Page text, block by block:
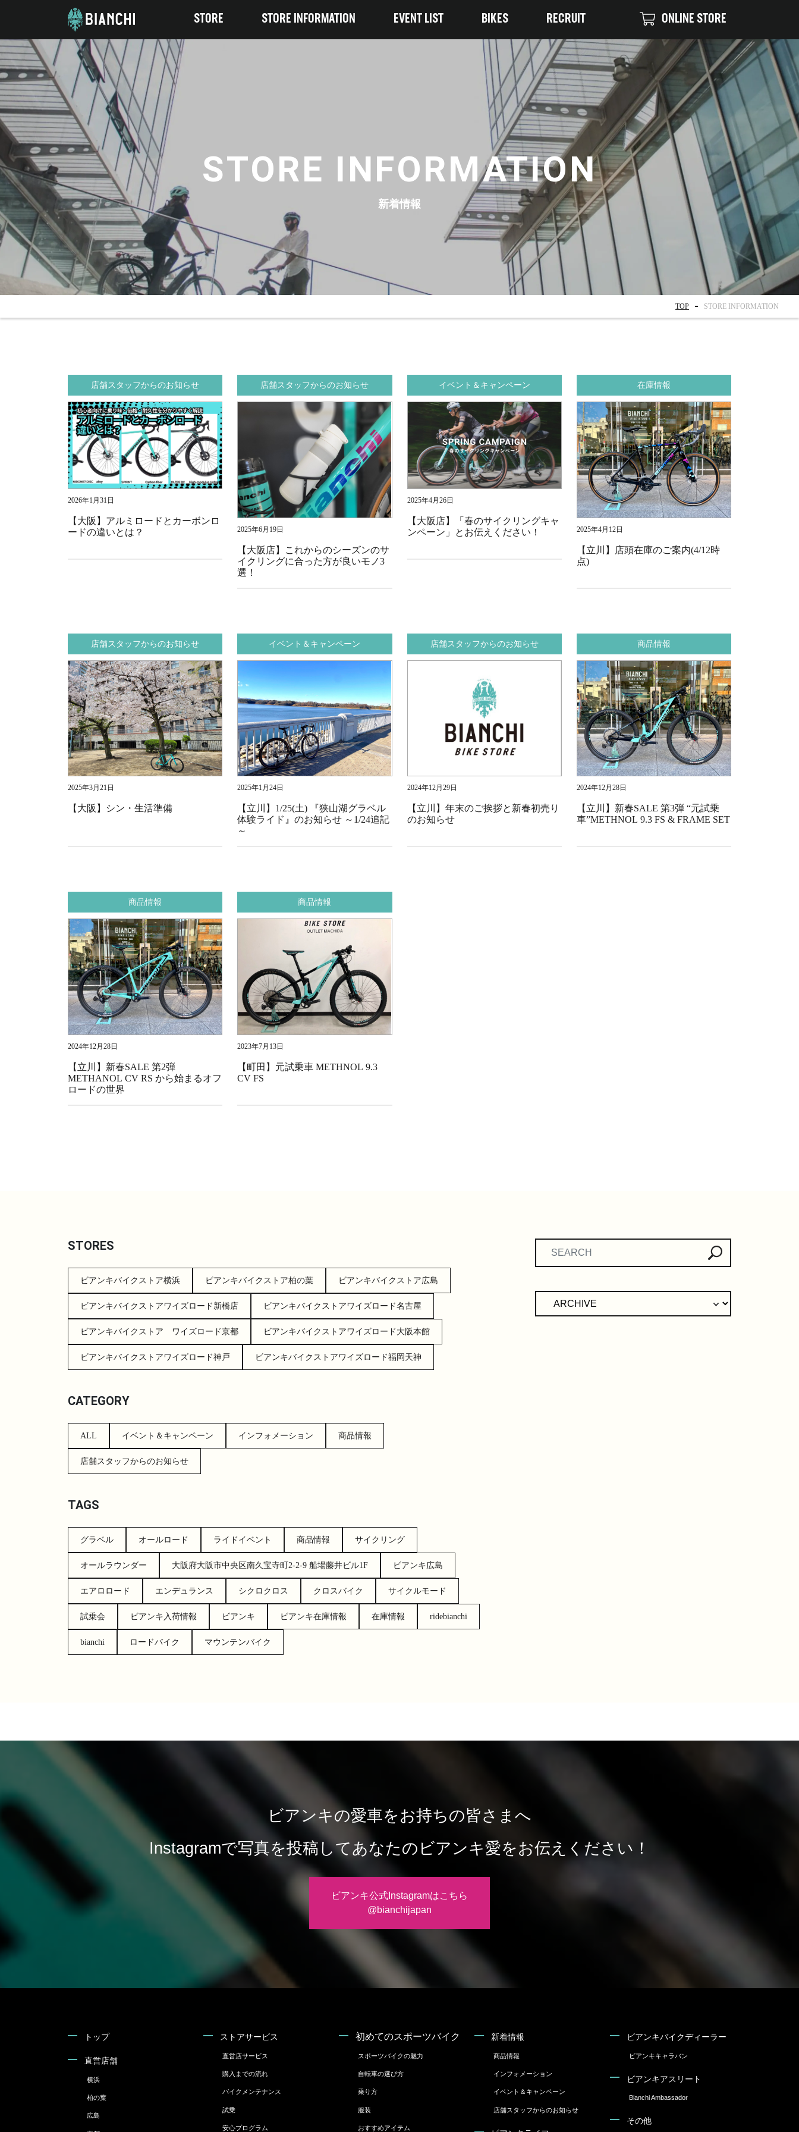
STORE STORE INFORMATION EVENT LIST BIKES RECRUIT ONLINE STORE
STORE INFORMATION
新着情報
TOP STORE INFORMATION
店舗スタッフからのお知らせ
2026年1月31日
【大阪】アルミロードとカーボンロ
ードの違いとは？
店舗スタッフからのお知らせ
2025年6月19日
【大阪店】これからのシーズンのサ
イクリングに合った方が良いモノ3
選！
イベント＆キャンペーン
2025年4月26日
【大阪店】「春のサイクリングキャ
ンペーン」とお伝えください！
在庫情報
2025年4月12日
【立川】店頭在庫のご案内(4/12時
点)
店舗スタッフからのお知らせ
2025年3月21日
【大阪】シン・生活準備
イベント＆キャンペーン
2025年1月24日
【立川】1/25(土) 『狭山湖グラベル
体験ライド』のお知らせ ～1/24追記
～
店舗スタッフからのお知らせ
2024年12月29日
【立川】年末のご挨拶と新春初売り
のお知らせ
商品情報
2024年12月28日
【立川】新春SALE 第3弾 “元試乗
車”METHNOL 9.3 FS & FRAME SET
商品情報
2024年12月28日
【立川】新春SALE 第2弾
METHANOL CV RS から始まるオフ
ロードの世界
商品情報
2023年7月13日
【町田】元試乗車 METHNOL 9.3
CV FS
STORES
ビアンキバイクストア横浜 ビアンキバイクストア柏の葉 ビアンキバイクストア広島
ビアンキバイクストアワイズロード新橋店 ビアンキバイクストアワイズロード名古屋
ビアンキバイクストア ワイズロード京都 ビアンキバイクストアワイズロード大阪本館
ビアンキバイクストアワイズロード神戸 ビアンキバイクストアワイズロード福岡天神
CATEGORY
ALL イベント＆キャンペーン インフォメーション 商品情報
店舗スタッフからのお知らせ
TAGS
グラベル オールロード ライドイベント 商品情報 サイクリング
オールラウンダー 大阪府大阪市中央区南久宝寺町2-2-9 船場藤井ビル1F ビアンキ広島
エアロロード エンデュランス シクロクロス クロスバイク サイクルモード
試乗会 ビアンキ入荷情報 ビアンキ ビアンキ在庫情報 在庫情報 ridebianchi
bianchi ロードバイク マウンテンバイク
ビアンキの愛車をお持ちの皆さまへ
Instagramで写真を投稿してあなたのビアンキ愛をお伝えください！
ビアンキ公式Instagramはこちら
@bianchijapan
トップ
直営店舗
横浜
柏の葉
広島
ストアサービス
直営店サービス
購入までの流れ
バイクメンテナンス
試乗
安心プログラム
初めてのスポーツバイク
スポーツバイクの魅力
自転車の選び方
乗り方
服装
おすすめアイテム
新着情報
商品情報
インフォメーション
イベント＆キャンペーン
店舗スタッフからのお知らせ
ビアンキバイクディーラー
ビアンキキャラバン
ビアンキアスリート
Bianchi Ambassador
その他